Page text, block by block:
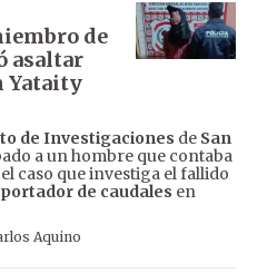
de
asaltar
Yataity
de Investigaciones de San
a un hombre que contaba
caso que investiga el fallido
de caudales en
Aquino